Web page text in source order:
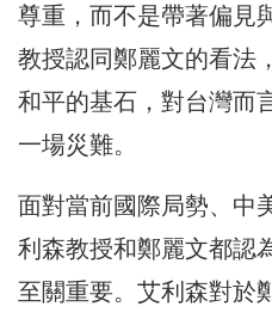
尊重，而不是帶著偏見
教授認同鄭麗文的看法
和平的基石，對台灣而
一場災難。
面對當前國際局勢、中
利森教授和鄭麗文都認
至關重要。艾利森對於